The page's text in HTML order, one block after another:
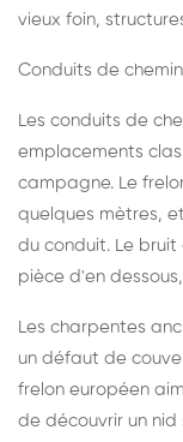
vieux foin,
Conduits de
Les conduits de
emplacements
campagne. Le
quelques mètres,
du conduit. Le
pièce d'en
Les charpentes
un défaut de
frelon européen
de découvrir un